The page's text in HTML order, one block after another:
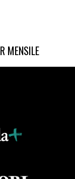
MENSILE